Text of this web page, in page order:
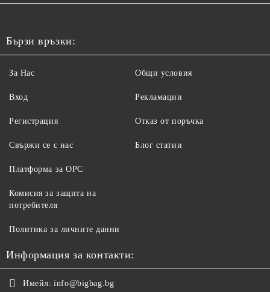
Бързи връзки:
За Нас
Вход
Регистрация
Свържи се с нас
Общи условия
Рекламации
Отказ от поръчка
Блог статии
Платформа за ОРС
Комисия за защита на
потребителя
Политика за личните данни
Информация за контакти:
Имейл: info@bigbag.bg